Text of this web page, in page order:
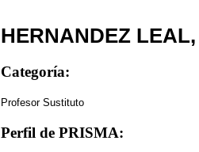
HERNANDEZ
Categoría:
Profesor Sustituto
Perfil de PRISMA: